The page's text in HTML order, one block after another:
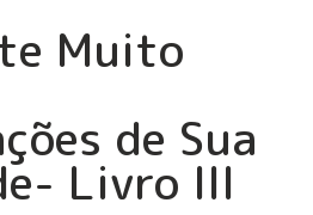
Muito
de Sua
Livro III